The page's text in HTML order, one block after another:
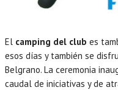
El camping del club es
esos días y también se
Belgrano. La ceremonia
caudal de iniciativas y de